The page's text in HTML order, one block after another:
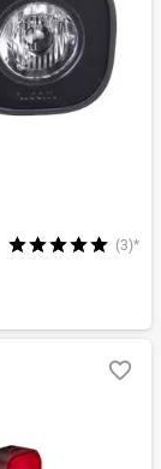
(3)*